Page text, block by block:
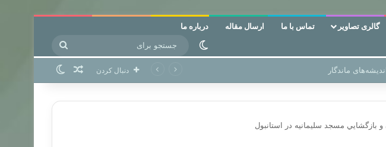
گالری تصاویر تماس با ما ارسال مقاله درباره ما
تغییر پوسته
برای دنبال کردن نوشته تصادفی
و بازگشايي مسجد سليمانيه در استانبول